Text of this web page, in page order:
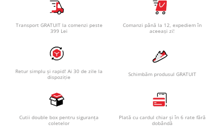
Transport GRATUIT la comenzi peste
399 Lei
Comanzi până la 12, expediem în
aceeași zi!
Retur simplu și rapid! Ai 30 de zile la
dispoziție
Schimbăm produsul GRATUIT
Cutii double box pentru siguranța
coletelor
Plată cu cardul chiar și în 6 rate fără
dobândă